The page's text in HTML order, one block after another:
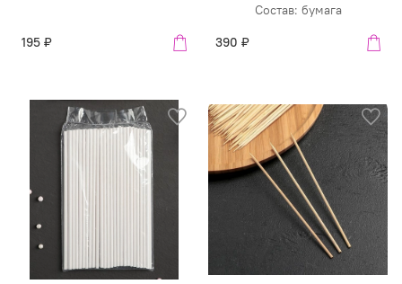
195 ₽
Состав: бумага
390 ₽